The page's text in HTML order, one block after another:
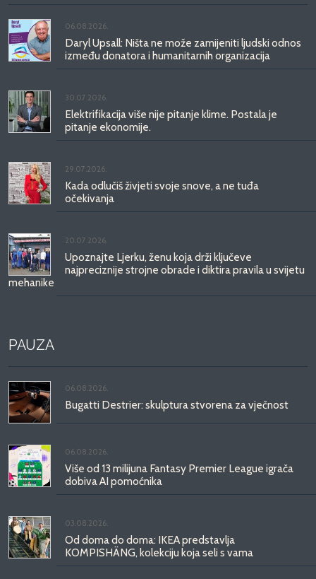
06.08.2026.
Daryl Upsall: Ništa ne može zamijeniti ljudski odnos
između donatora i humanitarnih organizacija
30.07.2026.
Elektrifikacija više nije pitanje klime. Postala je
pitanje ekonomije.
29.07.2026.
Kada odlučiš živjeti svoje snove, a ne tuđa
očekivanja
20.07.2026.
Upoznajte Ljerku, ženu koja drži ključeve
najpreciznije strojne obrade i diktira pravila u svijetu
mehanike
PAUZA
06.08.2026.
Bugatti Destrier: skulptura stvorena za vječnost
06.08.2026.
Više od 13 milijuna Fantasy Premier League igrača
dobiva AI pomoćnika
03.08.2026.
Od doma do doma: IKEA predstavlja
KOMPISHÄNG, kolekciju koja seli s vama